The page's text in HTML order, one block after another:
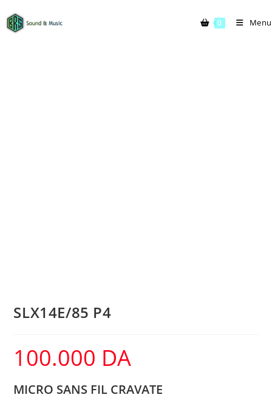
0 Menu
SLX14E/85 P4
100.000 DA
MICRO SANS FIL CRAVATE